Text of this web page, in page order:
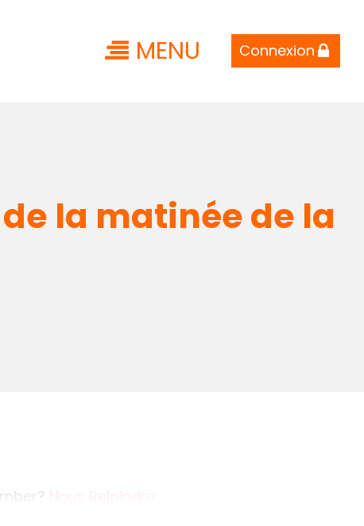
MENU Connexion
la matinée de la